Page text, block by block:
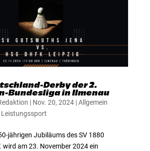
Derby der 2.
Bundesliga in Ilmenau
| Nov. 20, 2024|Allgemein
Leistungssport
jährigen Jubiläums des SV 1880
wird am 23. November 2024 ein